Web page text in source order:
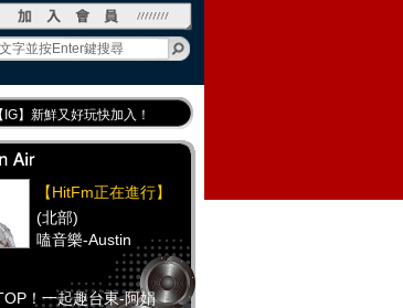
IG】新鮮又好玩快加入！
臉書粉絲團】等你加入！
推薦》好音樂千萬別錯過！
新優惠訊息都在這！
【HitFm正在進行】
(北部)
嗑音樂-Austin
！一起趣台東-阿娟